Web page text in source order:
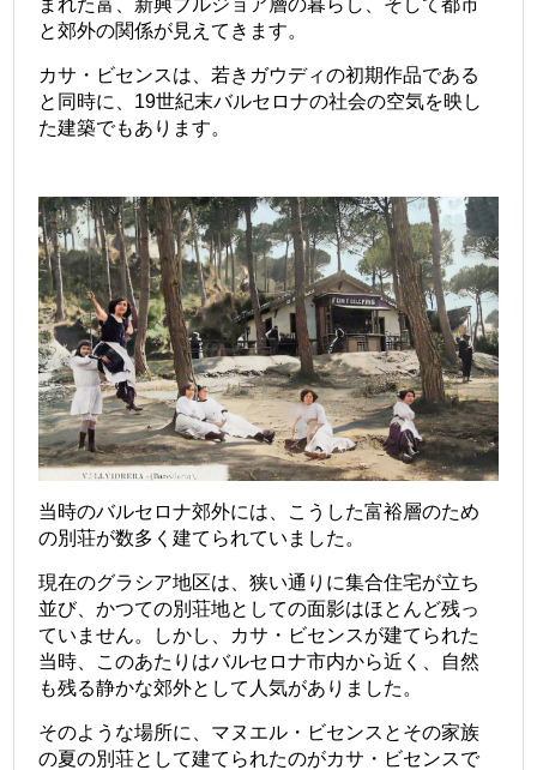
まれた富、新興ブルジョア層の暮らし、そして都市
と郊外の関係が見えてきます。
カサ・ビセンスは、若きガウディの初期作品である
と同時に、19世紀末バルセロナの社会の空気を映し
た建築でもあります。
当時のバルセロナ郊外には、こうした富裕層のため
の別荘が数多く建てられていました。
現在のグラシア地区は、狭い通りに集合住宅が立ち
並び、かつての別荘地としての面影はほとんど残っ
ていません。しかし、カサ・ビセンスが建てられた
当時、このあたりはバルセロナ市内から近く、自然
も残る静かな郊外として人気がありました。
そのような場所に、マヌエル・ビセンスとその家族
の夏の別荘として建てられたのがカサ・ビセンスで